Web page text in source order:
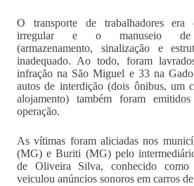
O transporte de trabalhadores era
irregular e o manuseio de
(armazenamento, sinalização e
inadequado. Ao todo, foram
infração na São Miguel e 33 na
autos de interdição (dois ônibus, um
alojamento) também foram
operação.
As vítimas foram aliciadas nos
(MG) e Buriti (MG) pelo
de Oliveira Silva, conhecido como
veiculou anúncios sonoros em carros